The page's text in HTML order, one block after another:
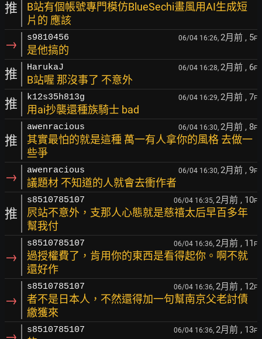
推
B站有個帳號專門模仿BlueSechi畫風用AI生成短
片的 應該
→ s9810456 06/04 16:26, 2月前 , 5F
是他搞的
推 HarukaJ 06/04 16:28, 2月前 , 6F
B站喔 那沒事了 不意外
推 k12s35h813g 06/04 16:29, 2月前 , 7F
用ai抄襲還種族騎士 bad
推
awenracious 06/04 16:30, 2月前 , 8F
其實最怕的就是這種 萬一有人拿你的風格 去做一
些爭
→ awenracious 06/04 16:30, 2月前 , 9F
議題材 不知道的人就會去衝作者
推
s8510785107 06/04 16:35, 2月前 , 10F
屄站不意外，支那人心態就是慈禧太后早百多年
幫我付
→
s8510785107 06/04 16:36, 2月前 , 11 F
過授權費了，肯用你的東西是看得起你。啊不就
還好作
→
s8510785107 06/04 16:36, 2月前 , 12F
者不是日本人，不然還得加一句幫南京父老討債
繳獲來
s8510785107 06/04 16:36, 2月前 , 13F